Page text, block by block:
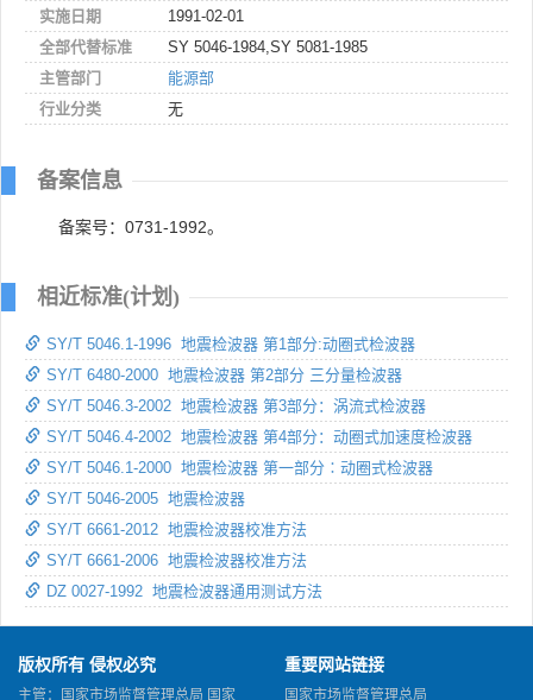
实施日期
1991-02-01
全部代替标准
SY 5046-1984,SY 5081-1985
主管部门
能源部
行业分类
无
备案信息
备案号：0731-1992。
相近标准(计划)
SY/T 5046.1-1996 地震检波器 第1部分:动圈式检波器
SY/T 6480-2000 地震检波器 第2部分 三分量检波器
SY/T 5046.3-2002 地震检波器 第3部分：涡流式检波器
SY/T 5046.4-2002 地震检波器 第4部分：动圈式加速度检波器
SY/T 5046.1-2000 地震检波器 第一部分∶动圈式检波器
SY/T 5046-2005 地震检波器
SY/T 6661-2012 地震检波器校准方法
SY/T 6661-2006 地震检波器校准方法
DZ 0027-1992 地震检波器通用测试方法
版权所有 侵权必究
主管：国家市场监督管理总局 国家
重要网站链接
国家市场监督管理总局